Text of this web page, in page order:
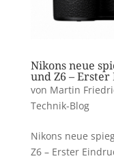
Nikons neue
und Z6 –
von Martin
Technik-Blog
Nikons neue
Z6 – Erster